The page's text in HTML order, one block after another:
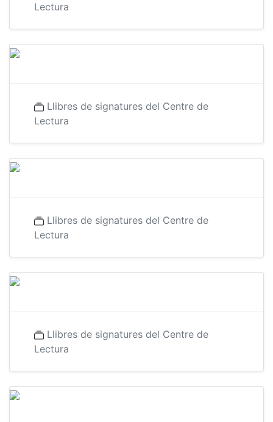
Lectura
Llibres de signatures del Centre de
Lectura
Llibres de signatures del Centre de
Lectura
Llibres de signatures del Centre de
Lectura